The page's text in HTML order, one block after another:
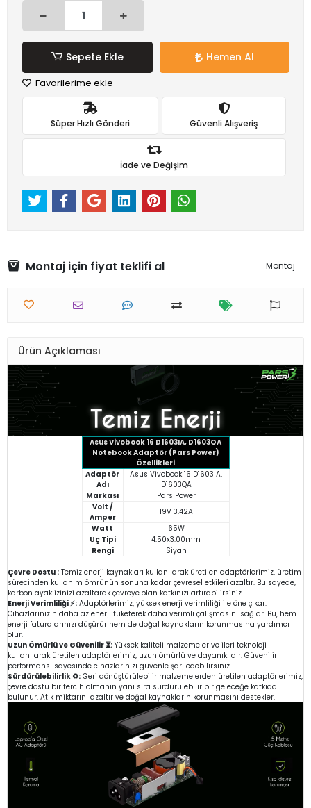
Sepete Ekle Hemen Al
Favorilerime ekle
Süper Hızlı Gönderi Güvenli Alışveriş
İade ve Değişim
Montaj için fiyat teklifi al Montaj
Ürün Açıklaması
Asus Vivobook 16 D1603IA, D1603QA
Notebook Adaptör (Pars Power)
Özellikleri
Adaptör
Adı
Asus Vivobook 16 D1603IA,
D1603QA
Markası
Pars Power
Volt /
Amper
19V 3.42A
Watt
65W
Uç Tipi
4.50x3.00mm
Rengi
Siyah
Çevre Dostu : Temiz enerji kaynakları kullanılarak üretilen adaptörlerimiz, üretim
sürecinden kullanım ömrünün sonuna kadar çevresel etkileri azaltır. Bu sayede,
karbon ayak izinizi azaltarak çevreye olan katkınızı artırabilirsiniz.
Enerji Verimliliği ⚡: Adaptörlerimiz, yüksek enerji verimliliği ile öne çıkar.
Cihazlarınızın daha az enerji tüketerek daha verimli çalışmasını sağlar. Bu, hem
enerji faturalarınızı düşürür hem de doğal kaynakların korunmasına yardımcı
olur.
Uzun Ömürlü ve Güvenilir ⏳: Yüksek kaliteli malzemeler ve ileri teknoloji
kullanılarak üretilen adaptörlerimiz, uzun ömürlü ve dayanıklıdır. Güvenilir
performansı sayesinde cihazlarınızı güvenle şarj edebilirsiniz.
Sürdürülebilirlik ♻️: Geri dönüştürülebilir malzemelerden üretilen adaptörlerimiz,
çevre dostu bir tercih olmanın yanı sıra sürdürülebilir bir geleceğe katkıda
bulunur. Atık miktarını azaltır ve doğal kaynakların korunmasını destekler.